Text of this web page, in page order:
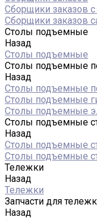
Сборщики заказов
Сборщики заказов
Столы подъемные
Назад
Столы подъемные
Столы подъемные
Назад
Столы подъемные
Столы подъемные
Столы подъемные
Столы подъемные
Назад
Столы подъемные
Столы подъемные
Тележки
Назад
Тележки
Запчасти для
Назад